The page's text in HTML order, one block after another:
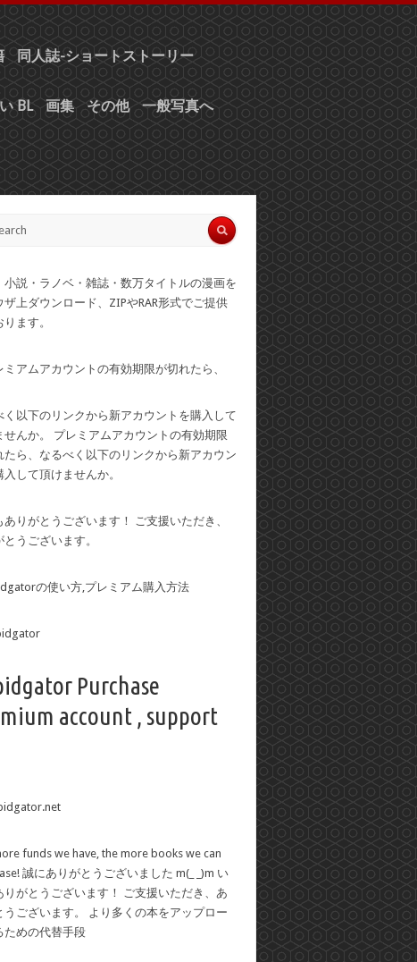
同人誌-ショートストーリー
BL 画集 その他 一般写真へ
小説・ラノベ・雑誌・数万タイトルの漫画を
ザ上ダウンロード、ZIPやRAR形式でご提供
ります。
アムアカウントの有効期限が切れたら、
く以下のリンクから新アカウントを購入して
せんか。 プレミアムアカウントの有効期限
たら、なるべく以下のリンクから新アカウン
入して頂けませんか。
ありがとうございます！ ご支援いただき、
とうございます。
の使い方,プレミアム購入方法
Purchase
account , support
funds we have, the more books we can
誠にありがとうございました m(_ _)m い
りがとうございます！ ご支援いただき、あ
うございます。 より多くの本をアップロー
ための代替手段